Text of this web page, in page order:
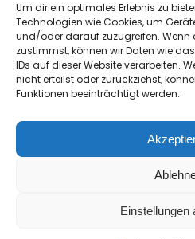
Um dir ein optimales Erlebnis zu
Technologien wie Cookies, um
und/oder darauf zuzugreifen. Wenn
zustimmst, können wir Daten wie
IDs auf dieser Website verarbeiten.
nicht erteilst oder zurückziehst,
Funktionen beeinträchtigt werden.
Einstellungen
Susanne April 30, 2024
Rezension:
Das
in